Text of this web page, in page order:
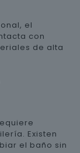
el
con
de alta
Existen
el baño sin